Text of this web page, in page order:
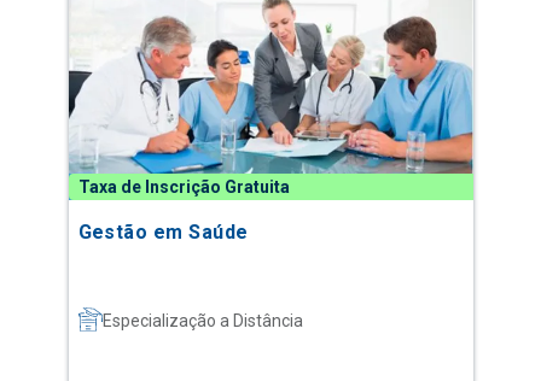
Taxa de Inscrição Gratuita
Gestão em Saúde
Especialização a Distância